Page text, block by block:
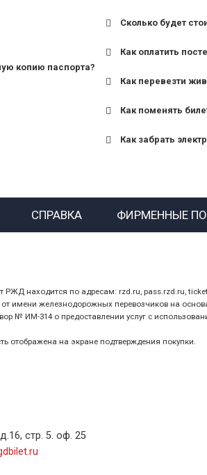
копию паспорта?
для поездов
Сколько будет
Как оплатить
Как перевезти
Как поменять
Как забрать
назвав кассиру
СПРАВКА ФИРМЕННЫЕ
находится по адресам: rzd.ru, pass.rzd.ru,
имени железнодорожных перевозчиков на
ИМ-314 о предоставлении услуг с
отображена на экране подтверждения покупки.
стр. 5. оф. 25